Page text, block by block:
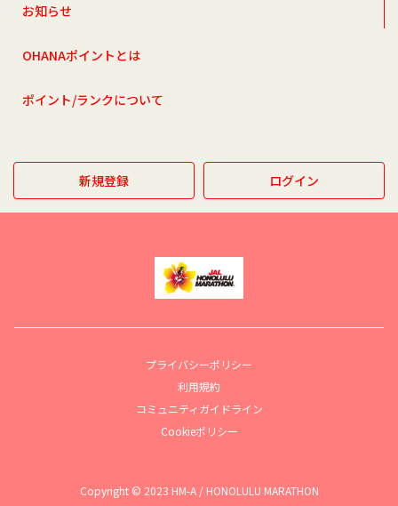
お知らせ
OHANAポイントとは
ポイント/ランクについて
新規登録 ログイン
プライバシーポリシー
利用規約
コミュニティガイドライン
Cookieポリシー
Copyright © 2023 HM-A / HONOLULU MARATHON